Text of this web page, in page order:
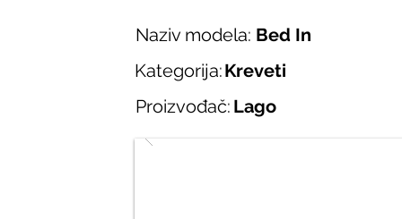
Naziv modela: Bed In
Kategorija:Kreveti
Proizvođač: Lago